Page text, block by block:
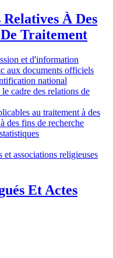
À Des
Traitement
et d'information
aux documents officiels
national
cadre des relations de
au traitement à des
des fins de recherche
et associations religieuses
Et Actes